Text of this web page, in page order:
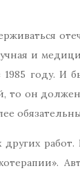
и
1985 году.
то он